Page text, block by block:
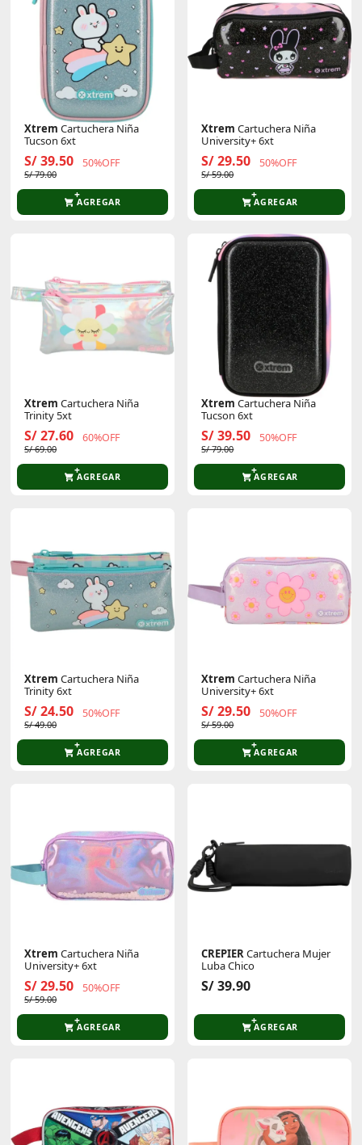
Xtrem Cartuchera Niña
Tucson 6xt
S/ 39.50 50%OFF
S/ 79.00
AGREGAR
Xtrem Cartuchera Niña
University+ 6xt
S/ 29.50 50%OFF
S/ 59.00
AGREGAR
Xtrem Cartuchera Niña
Trinity 5xt
S/ 27.60 60%OFF
S/ 69.00
AGREGAR
Xtrem Cartuchera Niña
Tucson 6xt
S/ 39.50 50%OFF
S/ 79.00
AGREGAR
Xtrem Cartuchera Niña
Trinity 6xt
S/ 24.50 50%OFF
S/ 49.00
AGREGAR
Xtrem Cartuchera Niña
University+ 6xt
S/ 29.50 50%OFF
S/ 59.00
AGREGAR
Xtrem Cartuchera Niña
University+ 6xt
S/ 29.50 50%OFF
S/ 59.00
AGREGAR
CREPIERCartuchera Mujer
Luba Chico
S/ 39.90
AGREGAR